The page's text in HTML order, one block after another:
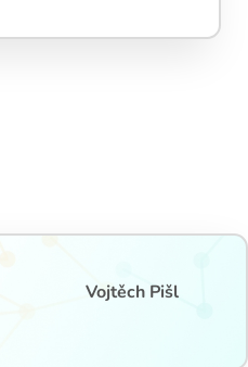
Vojtěch Pišl